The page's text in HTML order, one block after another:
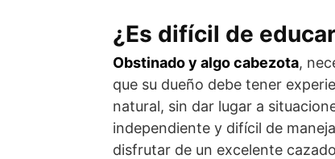
¿Es difícil de
Obstinado y algo cabezota,
que su due­ño debe tener
natural, sin dar lugar a
independiente y difícil de
disfrutar de un excelente